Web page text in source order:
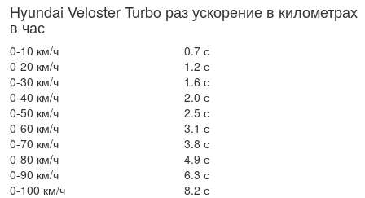
Hyundai Veloster Turbo раз ускорение в километрах
в час
0-10 км/ч
0.7 с
0-20 км/ч
1.2 с
0-30 км/ч
1.6 с
0-40 км/ч
2.0 с
0-50 км/ч
2.5 с
0-60 км/ч
3.1 с
0-70 км/ч
3.8 с
0-80 км/ч
4.9 с
0-90 км/ч
6.3 с
0-100 км/ч
8.2 с